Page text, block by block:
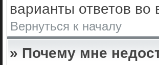
варианты ответов во
Вернуться к началу
» Почему мне